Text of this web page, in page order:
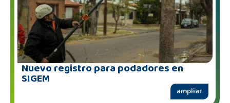
Nuevo registro para podadores en
SIGEM
ampliar